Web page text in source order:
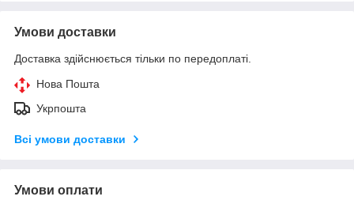
Умови доставки
Доставка здійснюється тільки по передоплаті.
Нова Пошта
Укрпошта
Всі умови доставки
Умови оплати